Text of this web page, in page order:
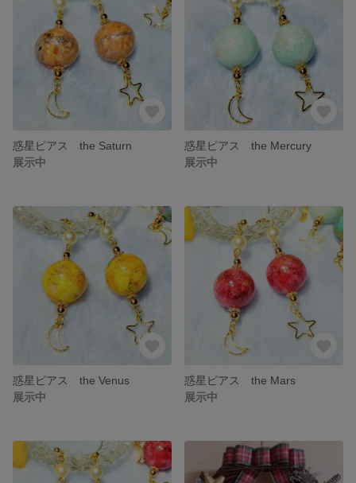
惑星ピアス the Saturn
展示中
惑星ピアス the Mercury
展示中
惑星ピアス the Venus
展示中
惑星ピアス the Mars
展示中